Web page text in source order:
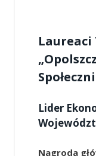
Laureaci
Lider
Nagroda